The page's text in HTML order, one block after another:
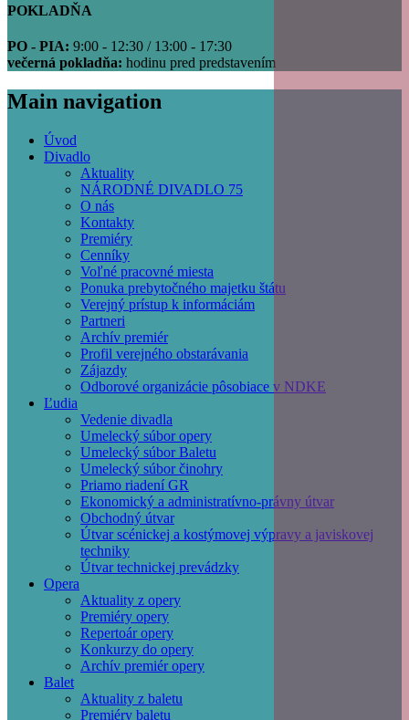
POKLADŇA
PO - PIA: 9:00 - 12:30 / 13:00 - 17:30
večerná pokladňa: hodinu pred predstavením
Main navigation
Úvod
Divadlo
Aktuality
NÁRODNÉ DIVADLO 75
O nás
Kontakty
Premiéry
Cenníky
Voľné pracovné miesta
Ponuka prebytočného majetku štátu
Verejný prístup k informáciám
Partneri
Archív premiér
Profil verejného obstarávania
Zájazdy
Odborové organizácie pôsobiace v NDKE
Ľudia
Vedenie divadla
Umelecký súbor opery
Umelecký súbor Baletu
Umelecký súbor činohry
Priamo riadení GR
Ekonomický a administratívno-právny útvar
Obchodný útvar
Útvar scénickej a kostýmovej výpravy a javiskovej
techniky
Útvar technickej prevádzky
Opera
Aktuality z opery
Premiéry opery
Repertoár opery
Konkurzy do opery
Archív premiér opery
Balet
Aktuality z baletu
Premiéry baletu